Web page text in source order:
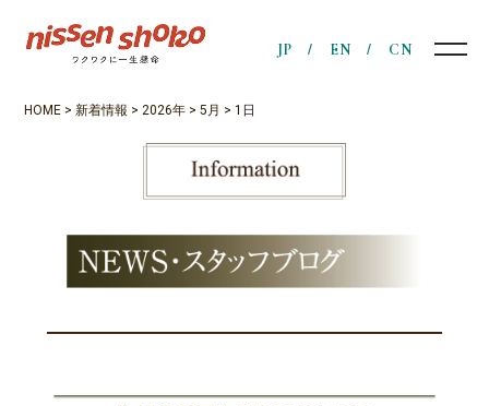
JP EN CN
HOME >新着情報 >2026年 >5月 > 1日